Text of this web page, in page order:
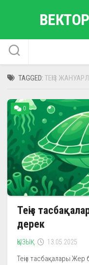
TAGGED: ТЕҢІЗ
0
Теңіз
дерек
ҚЫЗЫҚ 13.05.2025
Теңіз тасбақалары